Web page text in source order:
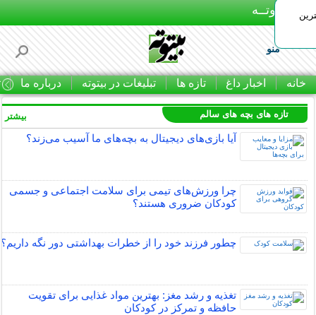
بـیتوتــه
منو
خانه اخبار داغ تازه ها تبلیغات در بیتوته درباره ما
تازه های بچه های سالم
آیا بازی‌های دیجیتال به بچه‌های ما آسیب می‌زند؟
چرا ورزش‌های تیمی برای سلامت اجتماعی و جسمی
کودکان ضروری هستند؟
چطور فرزند خود را از خطرات بهداشتی دور نگه داریم؟
تغذیه و رشد مغز: بهترین مواد غذایی برای تقویت
حافظه و تمرکز در کودکان
بیشتر